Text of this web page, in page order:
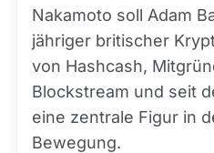
Nakamoto soll Adam
jähriger britischer
von Hashcash,
Blockstream und seit
eine zentrale Figur in
Bewegung.